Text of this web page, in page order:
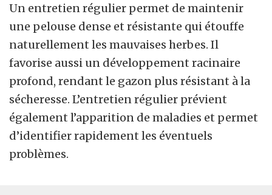
Un entretien régulier permet de maintenir
une pelouse dense et résistante qui étouffe
naturellement les mauvaises herbes. Il
favorise aussi un développement racinaire
profond, rendant le gazon plus résistant à la
sécheresse. L’entretien régulier prévient
également l’apparition de maladies et permet
d’identifier rapidement les éventuels
problèmes.